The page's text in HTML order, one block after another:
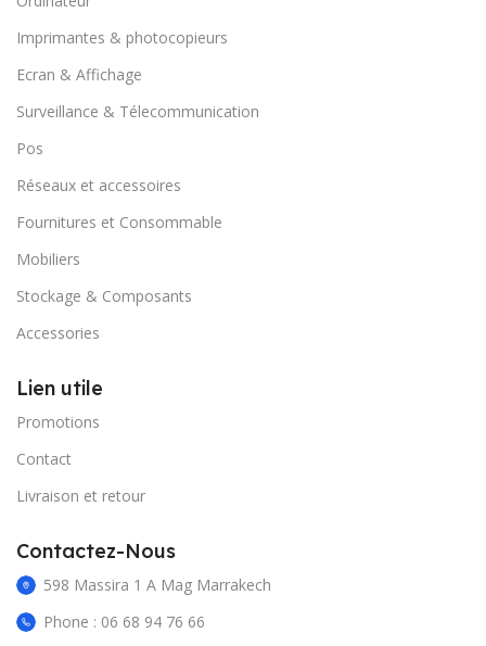
Imprimantes & photocopieurs
Ecran & Affichage
Surveillance & Télecommunication
Pos
Réseaux et accessoires
Fournitures et Consommable
Mobiliers
Stockage & Composants
Accessories
Lien utile
Promotions
Contact
Livraison et retour
Contactez-Nous
598 Massira 1 A Mag Marrakech
Phone : 06 68 94 76 66